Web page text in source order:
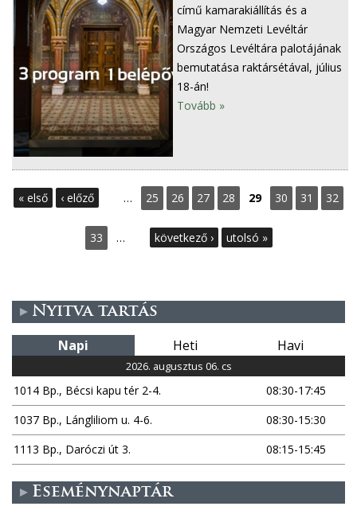
című kamarakiállítás és a
Magyar Nemzeti Levéltár
Országos Levéltára palotájának
bemutatása raktársétával, július
18-án!
Tovább »
O
l
a
k
« első ‹ előző … 25 26 27 28 29 30 31 32
33 … következő › utolsó »
Nyitva tartás
Napi Heti Havi
2026. augusztus 06. cs
1014 Bp., Bécsi kapu tér 2-4.
08:30-17:45
1037 Bp., Lángliliom u. 4-6.
08:30-15:30
1113 Bp., Daróczi út 3.
08:15-15:45
Eseménynaptár